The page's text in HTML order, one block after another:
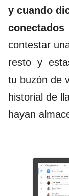
y cuando
contestar
resto y
tu buzón de
historial de
hayan